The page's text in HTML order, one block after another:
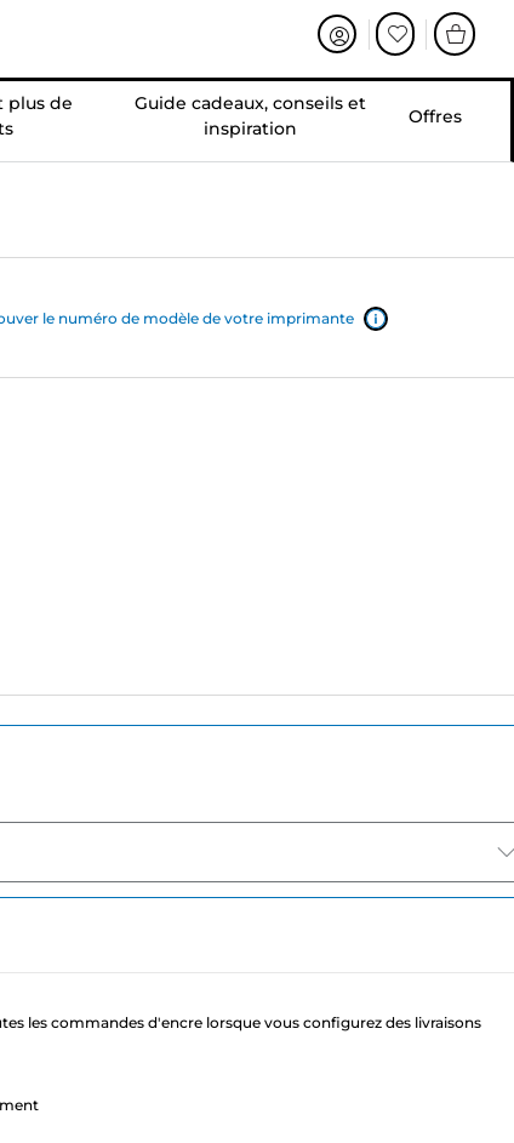
plus de
Guide cadeaux, conseils et
inspiration
Offres
le numéro de modèle de votre imprimante
les commandes d'encre lorsque vous configurez des livraisons